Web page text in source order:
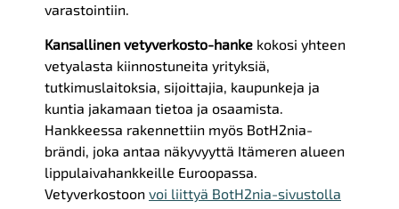
varastointiin.
Kansallinen vetyverkosto-hanke kokosi yhteen
vetyalasta kiinnostuneita yrityksiä,
tutkimuslaitoksia, sijoittajia, kaupunkeja ja
kuntia jakamaan tietoa ja osaamista.
Hankkeessa rakennettiin myös BotH2nia-
brändi, joka antaa näkyvyyttä Itämeren alueen
lippulaivahankkeille Euroopassa.
Vetyverkostoon voi liittyä BotH2nia-sivustolla